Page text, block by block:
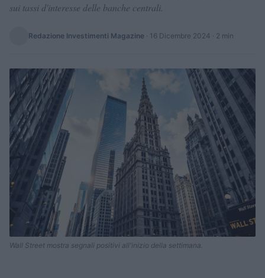
sui tassi d'interesse delle banche centrali.
Redazione Investimenti Magazine · 16 Dicembre 2024 · 2 min
Wall Street mostra segnali positivi all'inizio della settimana.